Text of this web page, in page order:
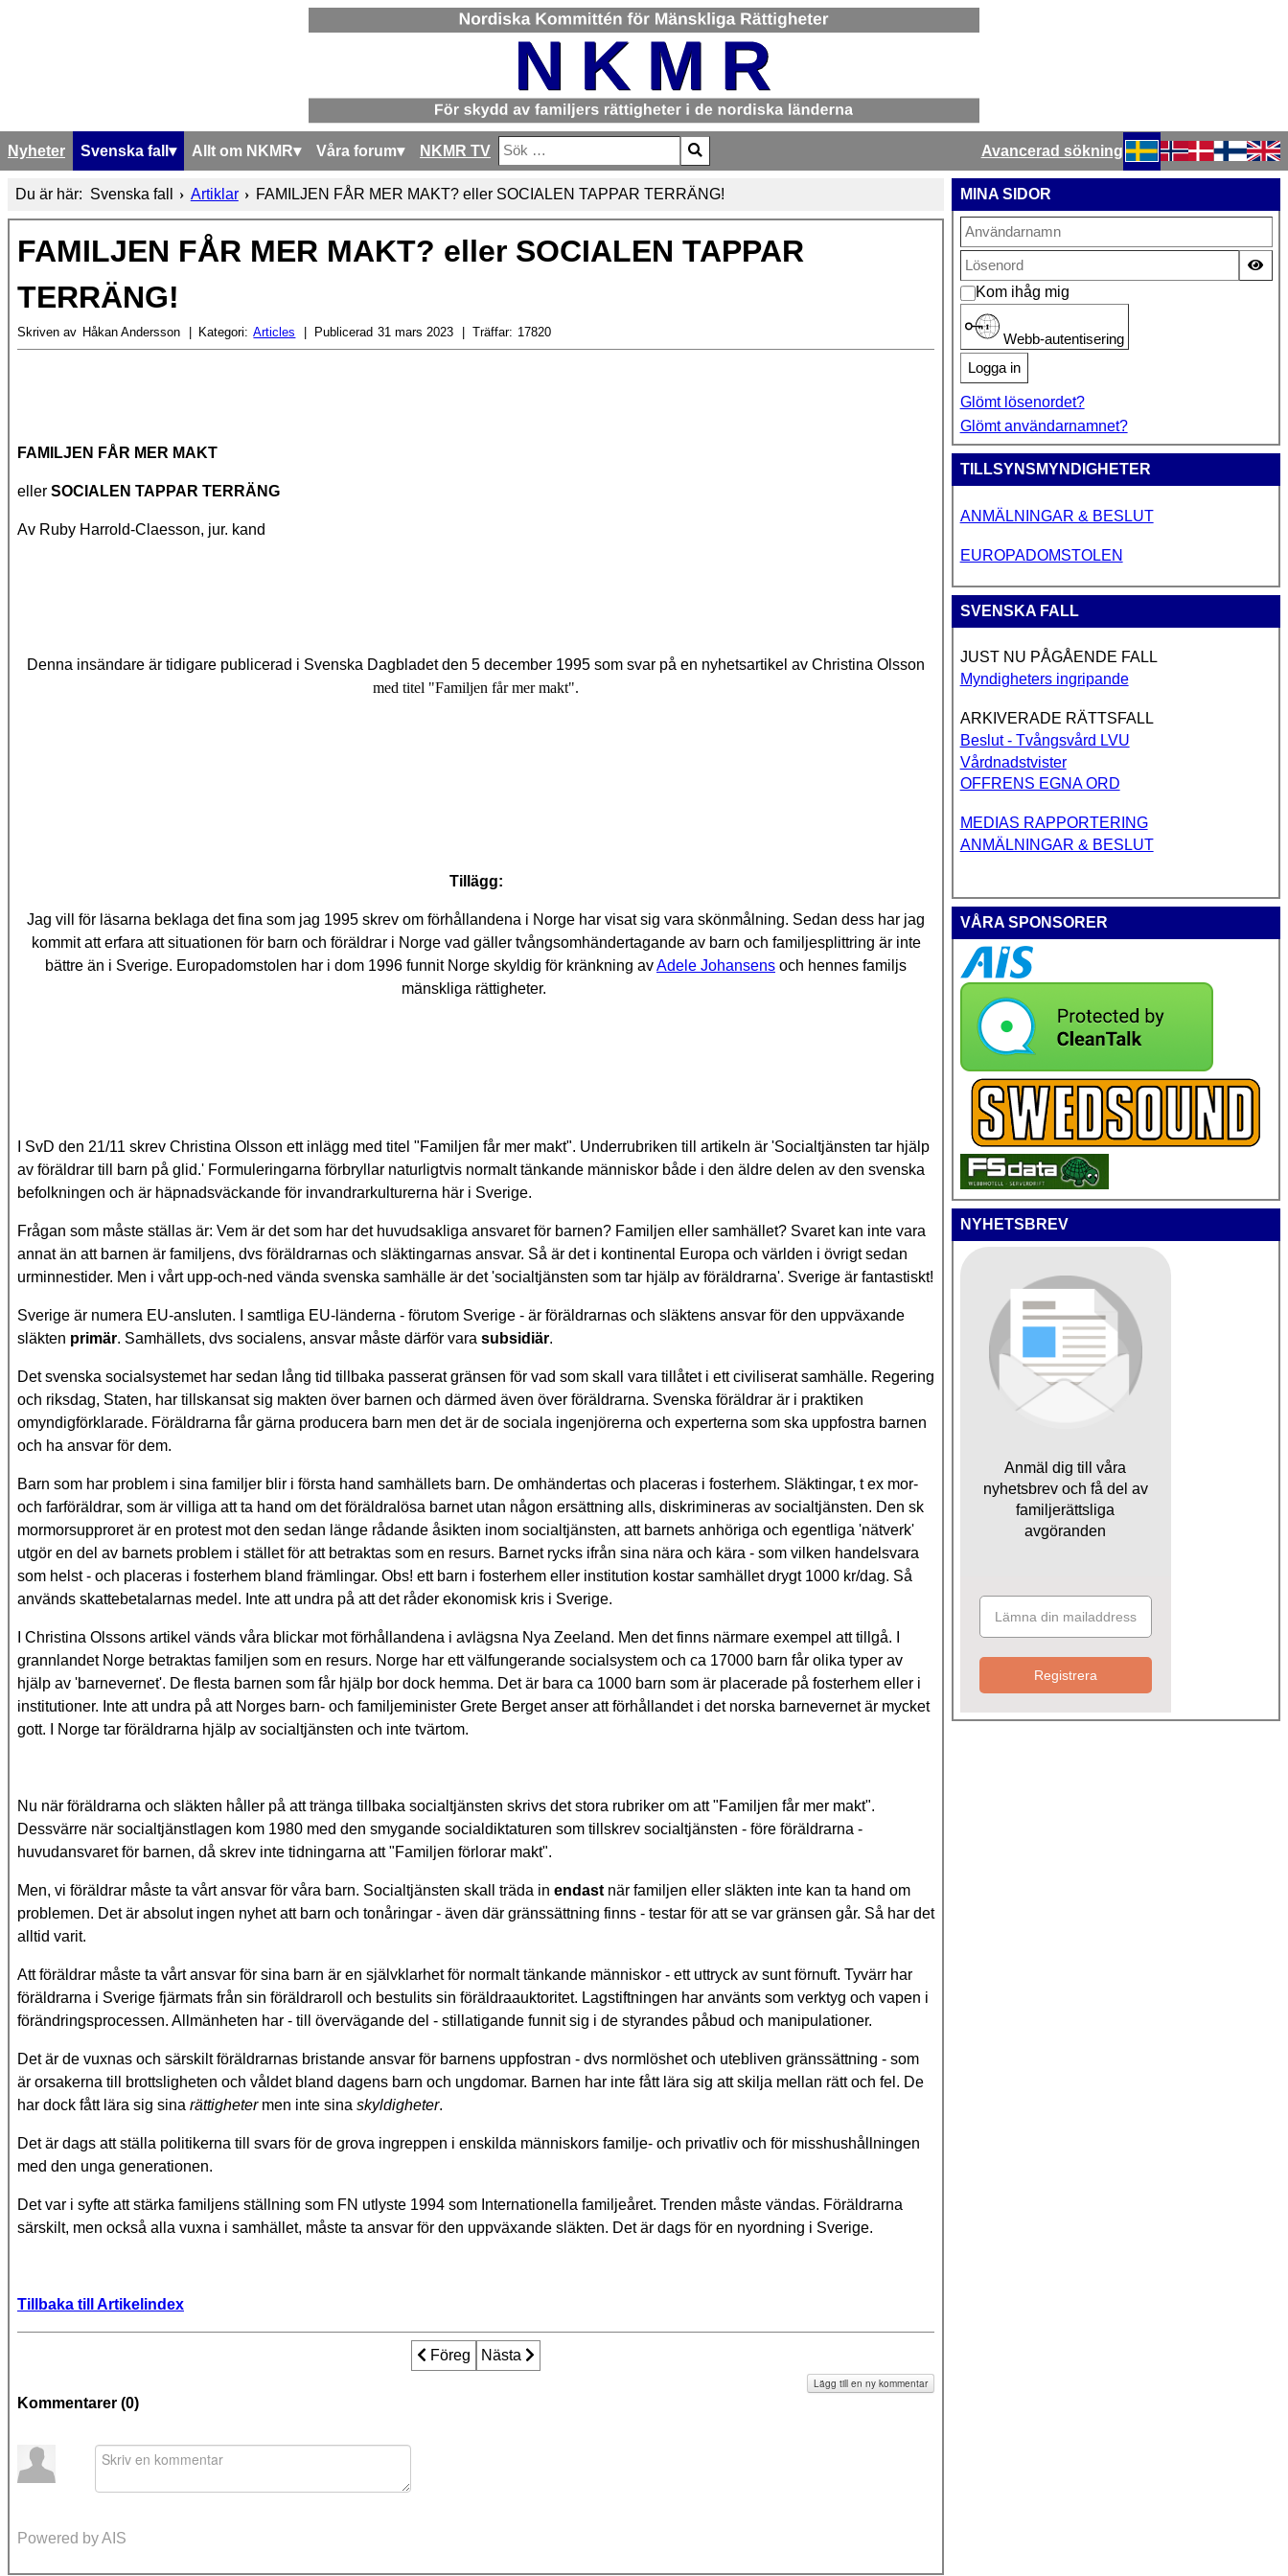
Nyheter Svenska fall Allt om NKMR Våra forum NKMR TV
Sök
Type 2 or more characters for results.
Avancerad sökning
Välj ditt språk
Du är här: Svenska fall Artiklar FAMILJEN FÅR MER MAKT? eller SOCIALEN TAPPAR TERRÄNG!
FAMILJEN FÅR MER MAKT? eller SOCIALEN TAPPAR
TERRÄNG!
Skriven av Håkan Andersson Kategori: Articles Publicerad 31 mars 2023 Träffar: 17820
FAMILJEN FÅR MER MAKT
eller SOCIALEN TAPPAR TERRÄNG
Av Ruby Harrold-Claesson, jur. kand
Denna insändare är tidigare publicerad i Svenska Dagbladet den 5 december 1995 som svar på en nyhetsartikel av Christina Olsson
med titel "Familjen får mer makt".
Tillägg:
Jag vill
för läsarna beklaga det fina som jag 1995 skrev om förhållandena i Norge har visat sig vara skönmålning. Sedan dess har jag
kommit att erfara att situationen för barn och föräldrar i Norge vad gäller tvångsomhändertagande av barn och familjesplittring är inte
bättre än i Sverige. Europadomstolen har i dom 1996 funnit Norge skyldig för kränkning avAdele Johansens och hennes familjs
mänskliga rättigheter.
I SvD den 21/11 skrev Christina Olsson ett inlägg med titel "Familjen får mer makt". Underrubriken till artikeln är 'Socialtjänsten tar hjälp
av föräldrar till barn på glid.' Formuleringarna förbryllar naturligtvis normalt tänkande människor både i den äldre delen av den svenska
befolkningen och är häpnadsväckande för invandrarkulturerna här i Sverige.
Frågan som måste ställas är: Vem är det som har det huvudsakliga ansvaret för barnen? Familjen eller samhället? Svaret kan inte vara
annat än att barnen är familjens, dvs föräldrarnas och släktingarnas ansvar. Så är det i kontinental Europa och världen i övrigt sedan
urminnestider. Men i vårt upp-och-ned vända svenska samhälle är det 'socialtjänsten som tar hjälp av föräldrarna'. Sverige är fantastiskt!
Sverige är numera EU-ansluten. I samtliga EU-länderna - förutom Sverige - är föräldrarnas och släktens ansvar för den uppväxande
släkten primär. Samhällets, dvs socialens, ansvar måste därför vara subsidiär.
Det svenska socialsystemet har sedan lång tid tillbaka passerat gränsen för vad som skall vara tillåtet i ett civiliserat samhälle. Regering
och riksdag, Staten, har tillskansat sig makten över barnen och därmed även över föräldrarna. Svenska föräldrar är i praktiken
omyndigförklarade. Föräldrarna får gärna producera barn men det är de sociala ingenjörerna och experterna som ska uppfostra barnen
och ha ansvar för dem.
Barn som har problem i sina familjer blir i första hand samhällets barn. De omhändertas och placeras i fosterhem. Släktingar, t ex mor-
och farföräldrar, som är villiga att ta hand om det föräldralösa barnet utan någon ersättning alls, diskrimineras av socialtjänsten. Den sk
mormorsupproret är en protest mot den sedan länge rådande åsikten inom socialtjänsten, att barnets anhöriga och egentliga 'nätverk'
utgör en del av barnets problem i stället för att betraktas som en resurs. Barnet rycks ifrån sina nära och kära - som vilken handelsvara
som helst - och placeras i fosterhem bland främlingar. Obs! ett barn i fosterhem eller institution kostar samhället drygt 1000 kr/dag. Så
används skattebetalarnas medel. Inte att undra på att det råder ekonomisk kris i Sverige.
I Christina Olssons artikel vänds våra blickar mot förhållandena i avlägsna Nya Zeeland. Men det finns närmare exempel att tillgå. I
grannlandet Norge betraktas familjen som en resurs. Norge har ett välfungerande socialsystem och ca 17000 barn får olika typer av
hjälp av 'barnevernet'. De flesta barnen som får hjälp bor dock hemma. Det är bara ca 1000 barn som är placerade på fosterhem eller i
institutioner. Inte att undra på att Norges barn- och familjeminister Grete Berget anser att förhållandet i det norska barnevernet är mycket
gott. I Norge tar föräldrarna hjälp av socialtjänsten och inte tvärtom.
Nu när föräldrarna och släkten håller på att tränga tillbaka socialtjänsten skrivs det stora rubriker om att "Familjen får mer makt".
Dessvärre när socialtjänstlagen kom 1980 med den smygande socialdiktaturen som tillskrev socialtjänsten - före föräldrarna -
huvudansvaret för barnen, då skrev inte tidningarna att "Familjen förlorar makt".
Men, vi föräldrar måste ta vårt ansvar för våra barn. Socialtjänsten skall träda in endast när familjen eller släkten inte kan ta hand om
problemen. Det är absolut ingen nyhet att barn och tonåringar - även där gränssättning finns - testar för att se var gränsen går. Så har det
alltid varit.
Att föräldrar måste ta vårt ansvar för sina barn är en självklarhet för normalt tänkande människor - ett uttryck av sunt förnuft. Tyvärr har
föräldrarna i Sverige fjärmats från sin föräldraroll och bestulits sin föräldraauktoritet. Lagstiftningen har använts som verktyg och vapen i
förändringsprocessen. Allmänheten har - till övervägande del - stillatigande funnit sig i de styrandes påbud och manipulationer.
Det är de vuxnas och särskilt föräldrarnas bristande ansvar för barnens uppfostran - dvs normlöshet och utebliven gränssättning - som
är orsakerna till brottsligheten och våldet bland dagens barn och ungdomar. Barnen har inte fått lära sig att skilja mellan rätt och fel. De
har dock fått lära sig sina rättighetermen inte sina skyldigheter.
Det är dags att ställa politikerna till svars för de grova ingreppen i enskilda människors familje- och privatliv och för misshushållningen
med den unga generationen.
Det var i syfte att stärka familjens ställning som FN utlyste 1994 som Internationella familjeåret. Trenden måste vändas. Föräldrarna
särskilt, men också alla vuxna i samhället, måste ta ansvar för den uppväxande släkten. Det är dags för en nyordning i Sverige.
Tillbaka till Artikelindex
Föregående artikel: Familjens och de anhörigas roll större i Europa
Föreg Nästa artikel: Familjen är djupt märkt av det som hänt
Nästa
Kommentarer (0)
Lägg till en ny kommentar
Powered by AIS
MINA SIDOR
Kom ihåg mig
Webb-autentisering
Logga in
Glömt lösenordet?
Glömt användarnamnet?
TILLSYNSMYNDIGHETER
ANMÄLNINGAR & BESLUT
EUROPADOMSTOLEN
SVENSKA FALL
JUST NU PÅGÅENDE FALL
Myndigheters ingripande
ARKIVERADE RÄTTSFALL
Beslut - Tvångsvård LVU
Vårdnadstvister
OFFRENS EGNA ORD
MEDIAS RAPPORTERING
ANMÄLNINGAR & BESLUT
VÅRA SPONSORER
NYHETSBREV
Anmäl dig till våra
nyhetsbrev och få del av
familjerättsliga
avgöranden
Registrera